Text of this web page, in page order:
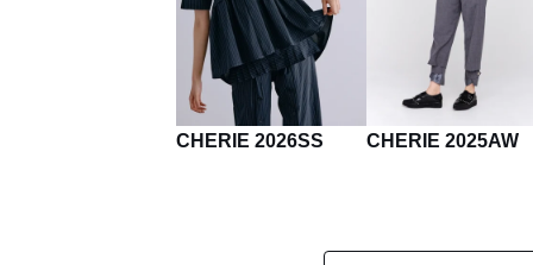
CHERIE 2026SS CHERIE 2025AW